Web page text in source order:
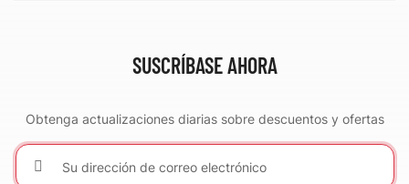
SUSCRÍBASE AHORA
Obtenga actualizaciones diarias sobre descuentos y ofertas